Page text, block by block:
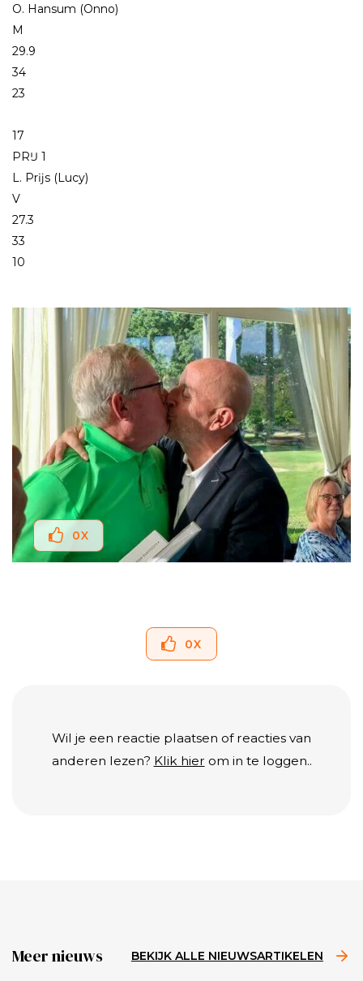
O. Hansum (Onno)
M
29.9
34
23
17
PRĲ 1
L. Prĳs (Lucy)
V
27.3
33
10
0X
0X
Wil je een reactie plaatsen of reacties van
anderen lezen? Klik hier om in te loggen..
Meer nieuws BEKIJK ALLE NIEUWSARTIKELEN